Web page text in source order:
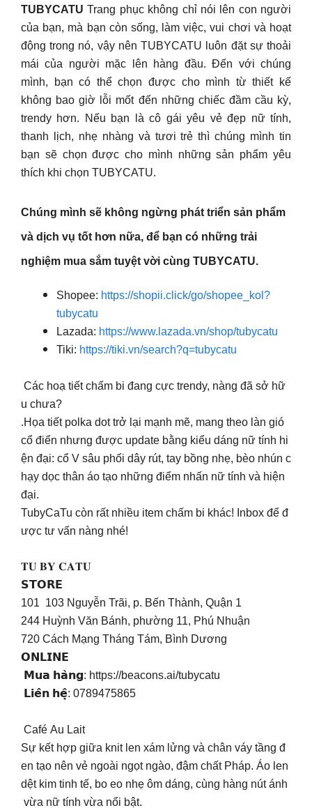
TUBYCATU Trang phục không chỉ nói lên con người
của bạn, mà bạn còn sống, làm việc, vui chơi và hoạt
động trong nó, vậy nên TUBYCATU luôn đặt sự thoải
mái của người mặc lên hàng đầu. Đến với chúng
mình, bạn có thể chọn được cho mình từ thiết kế
không bao giờ lỗi mốt đến những chiếc đầm cầu kỳ,
trendy hơn. Nếu bạn là cô gái yêu vẻ đẹp nữ tính,
thanh lịch, nhẹ nhàng và tươi trẻ thì chúng mình tin
bạn sẽ chọn được cho mình những sản phẩm yêu
thích khi chọn TUBYCATU.
Chúng mình sẽ không ngừng phát triển sản phẩm
và dịch vụ tốt hơn nữa, để bạn có những trải
nghiệm mua sắm tuyệt vời cùng TUBYCATU.
Shopee: https://shopii.click/go/shopee_kol?
tubycatu
Lazada: https://www.lazada.vn/shop/tubycatu
Tiki: https://tiki.vn/search?q=tubycatu
Các hoạ tiết chấm bi đang cực trendy, nàng đã sở hữ
u chưa?
.Họa tiết polka dot trở lại mạnh mẽ, mang theo làn gió
cổ điển nhưng được update bằng kiểu dáng nữ tính hi
ện đại: cổ V sâu phối dây rút, tay bồng nhẹ, bèo nhún c
hạy dọc thân áo tạo những điểm nhấn nữ tính và hiện
đại.
TubyCaTu còn rất nhiều item chấm bi khác! Inbox để đ
ược tư vấn nàng nhé!
𝐓𝐔 𝐁𝐘 𝐂𝐀𝐓𝐔
𝗦𝗧𝗢𝗥𝗘
️101 103 Nguyễn Trãi, p. Bến Thành, Quận 1
️244 Huỳnh Văn Bánh, phường 11, Phú Nhuận
️720 Cách Mạng Tháng Tám, Bình Dương
𝗢𝗡𝗟𝗜𝗡𝗘
𝗠𝘂𝗮 𝗵𝗮̀𝗻𝗴: https://beacons.ai/tubycatu
𝗟𝗶𝗲̂𝗻 𝗵𝗲̣̂: 0789475865
Café Au Lait
Sự kết hợp giữa knit len xám lửng và chân váy tầng đ
en tạo nên vẻ ngoài ngọt ngào, đậm chất Pháp. Áo len
dệt kim tinh tế, bo eo nhẹ ôm dáng, cùng hàng nút ánh
vừa nữ tính vừa nổi bật.